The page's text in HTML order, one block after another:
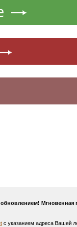
Мгновенная
с указанием адреса Вашей